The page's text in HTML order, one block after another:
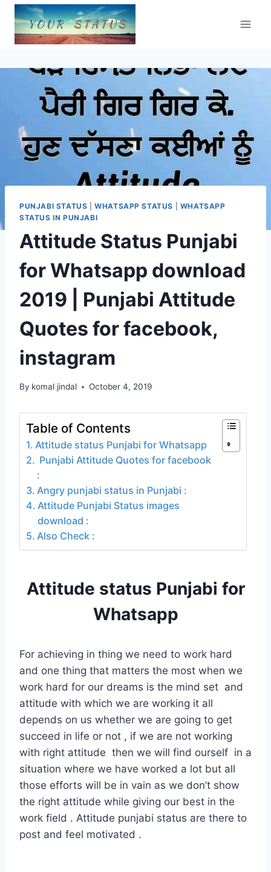
Skip
content
PUNJABI STATUS |WHATSAPP STATUS
WHATSAPP
STATUS IN PUNJABI
Attitude Status Punjabi
for Whatsapp download
2019 | Punjabi Attitude
Quotes for facebook,
instagram
By komal jindal October 4, 2019
Table of Contents
Attitude status Punjabi for Whatsapp
Punjabi Attitude Quotes for facebook
:
Angry punjabi status in Punjabi :
Attitude Punjabi Status images
download :
Also Check :
Attitude status Punjabi for
Whatsapp
For achieving in thing we need to work hard
and one thing that matters the most when we
work hard for our dreams is the mind set and
attitude with which we are working it all
depends on us whether we are going to get
succeed in life or not , if we are not working
with right attitude then we will find ourself in a
situation where we have worked a lot but all
those efforts will be in vain as we don’t show
the right attitude while giving our best in the
work field . Attitude punjabi status are there to
post and feel motivated .